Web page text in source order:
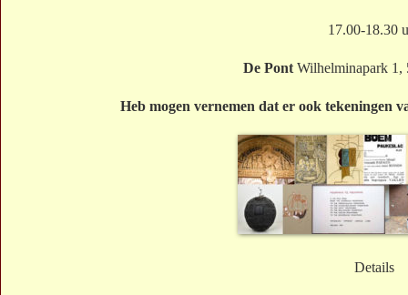
17.00-18.30
De Pont Wilhelminapark
Heb mogen vernemen dat er ook tekeningen
Details